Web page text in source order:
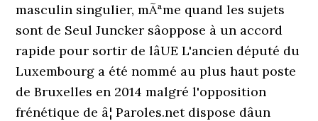
masculin singulier, mÃªme quand les sujets
sont de Seul Juncker sâoppose à un accord
rapide pour sortir de lâUE L'ancien député du
Luxembourg a été nommé au plus haut poste
de Bruxelles en 2014 malgré l'opposition
frénétique de â¦ Paroles.net dispose dâun